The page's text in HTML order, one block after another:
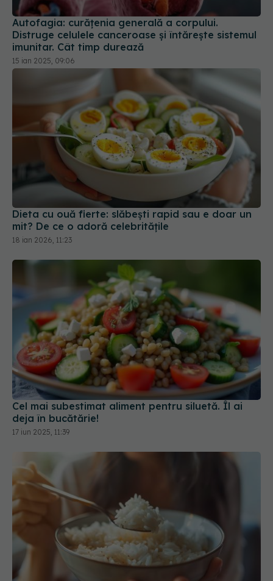
Autofagia: curățenia generală a corpului.
Distruge celulele canceroase și întărește sistemul
imunitar. Cât timp durează
15 ian 2025, 09:06
Dieta cu ouă fierte: slăbești rapid sau e doar un
mit? De ce o adoră celebritățile
18 ian 2026, 11:23
Cel mai subestimat aliment pentru siluetă. Îl ai
deja în bucătărie!
17 iun 2025, 11:39